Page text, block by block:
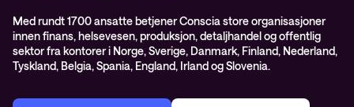
Med rundt 1700 ansatte betjener Conscia store organisasjoner
innen finans, helsevesen, produksjon, detaljhandel og offentlig
sektor fra kontorer i Norge, Sverige, Danmark, Finland, Nederland,
Tyskland, Belgia, Spania, England, Irland og Slovenia.